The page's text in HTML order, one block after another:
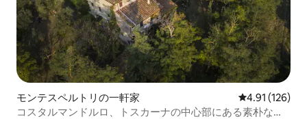
モンテスペルトリの一軒家 レビュー126
4.91 (126)
コスタルマンドルロ、トスカーナの中心部にある素朴な魅